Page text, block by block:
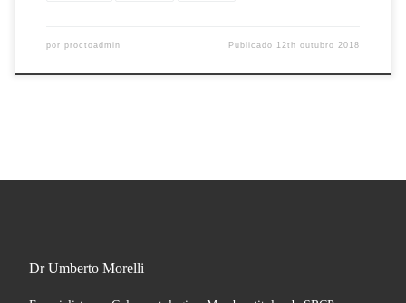
por proctoadmin Publicado 12th outubro 2018
Dr Umberto Morelli